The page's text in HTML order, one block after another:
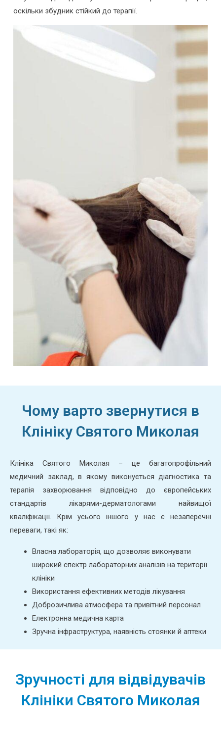
оскільки збудник стійкий до терапії.
Чому варто звернутися в
Клініку Святого Миколая
Клініка Святого Миколая – це багатопрофільний
медичний заклад, в якому виконується діагностика та
терапія захворювання відповідно до європейських
стандартів лікарями-дерматологами найвищої
кваліфікації. Крім усього іншого у нас є незаперечні
переваги, такі як:
Власна лабораторія, що дозволяє виконувати
широкий спектр лабораторних аналізів на території
клініки
Використання ефективних методів лікування
Доброзичлива атмосфера та привітний персонал
Електронна медична карта
Зручна інфраструктура, наявність стоянки й аптеки
Зручності для відвідувачів
Клініки Святого Миколая